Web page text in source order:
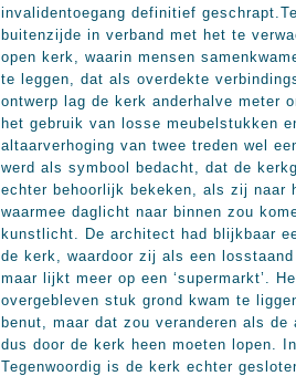
invalidentoegang definitief
buitenzijde in verband met het te
open kerk, waarin mensen
te leggen, dat als overdekte
ontwerp lag de kerk anderhalve meter
het gebruik van losse meubelstukken
altaarverhoging van twee treden wel
werd als symbool bedacht, dat de
echter behoorlijk bekeken, als zij naar
waarmee daglicht naar binnen zou
kunstlicht. De architect had blijkbaar
de kerk, waardoor zij als een
maar lijkt meer op een ‘supermarkt’.
overgebleven stuk grond kwam te
benut, maar dat zou veranderen als
dus door de kerk heen moeten lopen.
Tegenwoordig is de kerk echter